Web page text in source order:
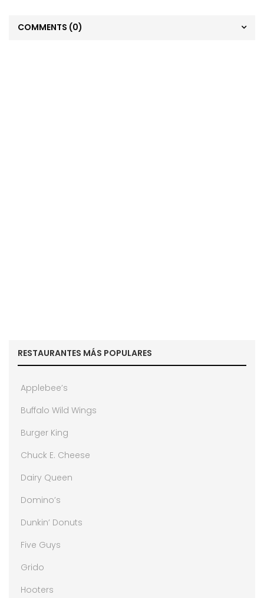
COMMENTS (0)
RESTAURANTES MÁS POPULARES
Applebee’s
Buffalo Wild Wings
Burger King
Chuck E. Cheese
Dairy Queen
Domino’s
Dunkin’ Donuts
Five Guys
Grido
Hooters